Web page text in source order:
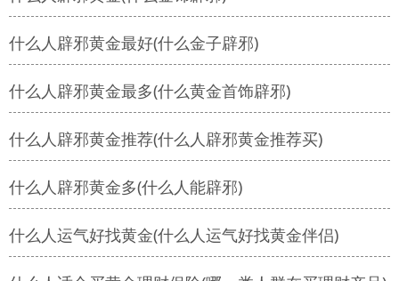
什么人辟邪黄金最好(什么金子辟邪)
什么人辟邪黄金最多(什么黄金首饰辟邪)
什么人辟邪黄金推荐(什么人辟邪黄金推荐买)
什么人辟邪黄金多(什么人能辟邪)
什么人运气好找黄金(什么人运气好找黄金伴侣)